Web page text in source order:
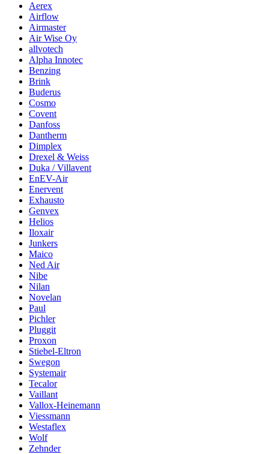
Aerex
Airflow
Airmaster
Air Wise Oy
allvotech
Alpha Innotec
Benzing
Brink
Buderus
Cosmo
Covent
Danfoss
Dantherm
Dimplex
Drexel & Weiss
Duka / Villavent
EnEV-Air
Enervent
Exhausto
Genvex
Helios
Iloxair
Junkers
Maico
Ned Air
Nibe
Nilan
Novelan
Paul
Pichler
Pluggit
Proxon
Stiebel-Eltron
Swegon
Systemair
Tecalor
Vaillant
Vallox-Heinemann
Viessmann
Westaflex
Wolf
Zehnder